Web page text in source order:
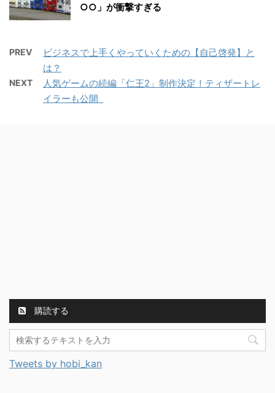
○○」が衝撃すぎる
PREV
ビジネスで上手くやっていくための【自己啓発】と
は？
NEXT
人気ゲームの続編「仁王2」制作決定！ティザートレ
イラーも公開
購読する
Tweets by hobi_kan